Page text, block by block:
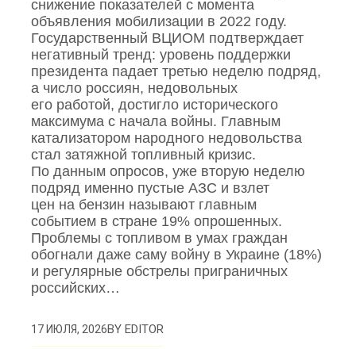
снижение показателей с момента
объявления мобилизации в 2022 году.
Государственный ВЦИОМ подтверждает
негативный тренд: уровень поддержки
президента падает третью неделю подряд,
а число россиян, недовольных
его работой, достигло исторического
максимума с начала войны. Главным
катализатором народного недовольства
стал затяжной топливный кризис.
По данным опросов, уже вторую неделю
подряд именно пустые АЗС и взлет
цен на бензин называют главным
событием в стране 19% опрошенных.
Проблемы с топливом в умах граждан
обогнали даже саму войну в Украине (18%)
и регулярные обстрелы приграничных
российских…
17 ИЮЛЯ, 2026BYEDITOR